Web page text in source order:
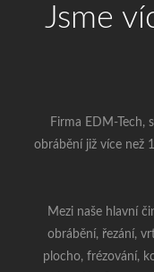
Jsme
Firma EDM-Tech,
obrábění již více než
Mezi naše hlavní
obrábění, řezání,
plocho, frézování,